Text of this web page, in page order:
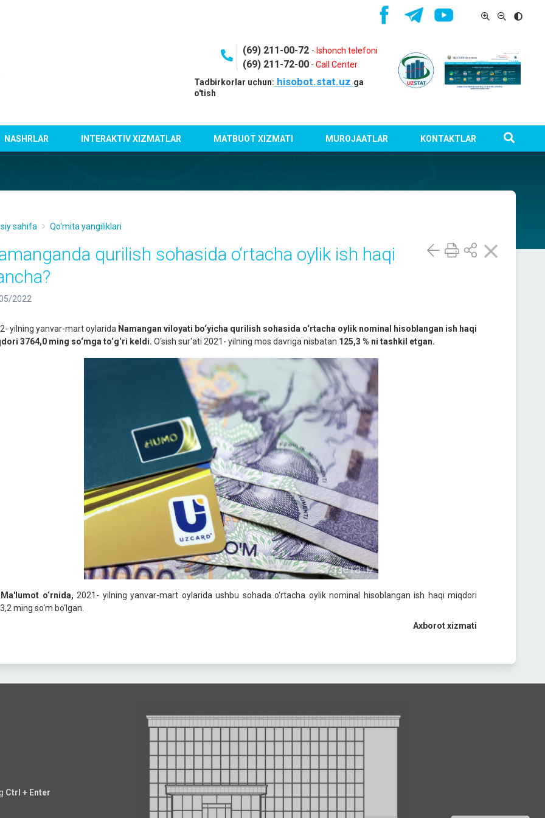
(69) 211-00-72 - Ishonch telefoni
(69) 211-72-00- Call Center
Tadbirkorlar uchun: hisobot.stat.uz ga
o'tish
NASHRLAR INTERAKTIV XIZMATLAR MATBUOT XIZMATI MUROJAATLAR KONTAKTLAR
sahifa Qo'mita yangiliklari
qurilish sohasida o‘rtacha oylik ish haqi
2022
yilning yanvar-mart oylarida Namangan viloyati bo‘yicha qurilish sohasida o‘rtacha oylik nominal hisoblangan ish haqi
3764,0 ming so‘mga to‘g‘ri keldi. O‘sish sur'ati 2021- yilning mos davriga nisbatan 125,3 % ni tashkil etgan.
Ma'lumot o‘rnida, 2021- yilning yanvar-mart oylarida ushbu sohada o‘rtacha oylik nominal hisoblangan ish haqi miqdori
ming so‘m bo‘lgan.
Axborot xizmati
Ctrl + Enter